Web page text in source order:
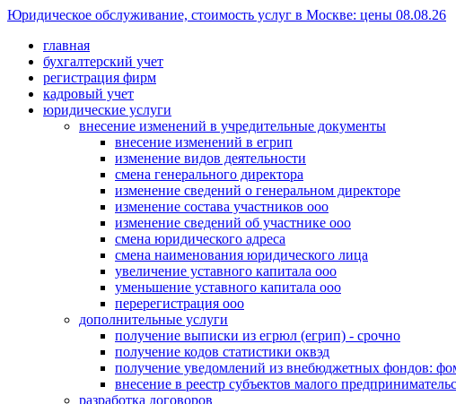
Юридическое обслуживание, стоимость услуг в Москве: цены 08.08.26
главная
бухгалтерский учет
регистрация фирм
кадровый учет
юридические услуги
внесение изменений в учредительные документы
внесение изменений в егрип
изменение видов деятельности
смена генерального директора
изменение сведений о генеральном директоре
изменение состава участников ооо
изменение сведений об участнике ооо
смена юридического адреса
смена наименования юридического лица
увеличение уставного капитала ооо
уменьшение уставного капитала ооо
перерегистрация ооо
дополнительные услуги
получение выписки из егрюл (егрип) - срочно
получение кодов статистики оквэд
получение уведомлений из внебюджетных фондов:
внесение в реестр субъектов малого
разработка договоров